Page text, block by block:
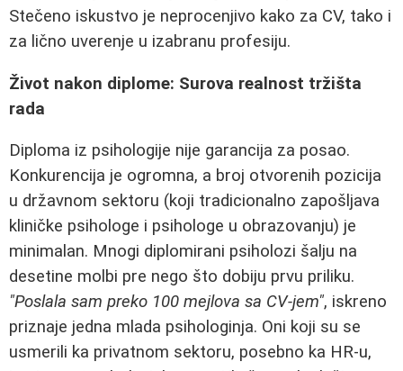
Stečeno iskustvo je neprocenjivo kako za CV, tako i
za lično uverenje u izabranu profesiju.
Život nakon diplome: Surova realnost tržišta
rada
Diploma iz psihologije nije garancija za posao.
Konkurencija je ogromna, a broj otvorenih pozicija
u državnom sektoru (koji tradicionalno zapošljava
kliničke psihologe i psihologe u obrazovanju) je
minimalan. Mnogi diplomirani psiholozi šalju na
desetine molbi pre nego što dobiju prvu priliku.
"Poslala sam preko 100 mejlova sa CV-jem", iskreno
priznaje jedna mlada psihologinja. Oni koji su se
usmerili ka privatnom sektoru, posebno ka HR-u,